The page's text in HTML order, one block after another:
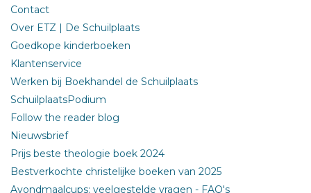
Contact
Over ETZ | De Schuilplaats
Goedkope kinderboeken
Klantenservice
Werken bij Boekhandel de Schuilplaats
SchuilplaatsPodium
Follow the reader blog
Nieuwsbrief
Prijs beste theologie boek 2024
Bestverkochte christelijke boeken van 2025
Avondmaalcups: veelgestelde vragen - FAQ's